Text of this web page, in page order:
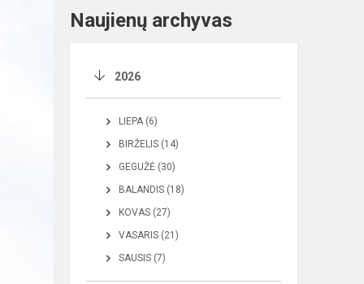
Naujienų archyvas
2026
LIEPA (6)
BIRŽELIS (14)
GEGUŽĖ (30)
BALANDIS (18)
KOVAS (27)
VASARIS (21)
SAUSIS (7)